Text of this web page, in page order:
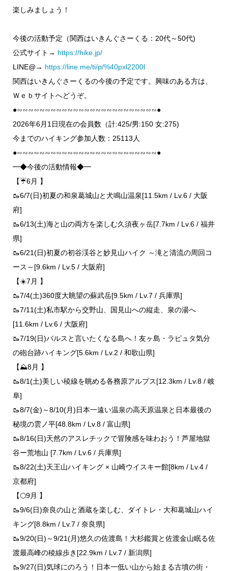
楽しみましょう！
今後の活動予定（関西はいきんぐさーくる：20代～50代)
公式サイト→ https://hike.jp/
LINE@→ https://line.me/ti/p/%40pxl2200l
関西はいきんぐさーくるの今後の予定です。興味のある方は、
Ｗｅｂサイトへどうぞ。
●∽∽∽∽∽∽∽∽∽∽∽∽∽∽∽∽∽∽∽∽∽∽∽∽∽●
2026年6月1日現在の会員数（計:425/男:150 女:275)
今までのハイキング参加人数：25113人
●∽∽∽∽∽∽∽∽∽∽∽∽∽∽∽∽∽∽∽∽∽∽∽∽∽●
━◆今後の活動情報◆━
【☔6月 】
🥾6/7(日)初夏の和泉葛城山と犬鳴山温泉[11.5km / Lv.6 / 大阪
府]
🥾6/13(土)海と山の両方を楽しむ久須夜ヶ岳[7.7km / Lv.6 / 福井
県]
🥾6/21(日)初夏の初谷渓谷と妙見山ハイク ～滝と清流の周回コ
ース～[9.6km / Lv.5 / 大阪府]
【☀️7月 】
🥾7/4(土)360度大眺望の蘇武岳[9.5km / Lv.7 / 兵庫県]
🥾7/11(土)私市駅から交野山、国見山への縦走、泉の湯へ
[11.6km / Lv.6 / 大阪府]
🥾7/19(日)バルスと言いたくなる島へ！友ヶ島・ラピュタ気分
の砲台跡ハイキング[5.6km / Lv.2 / 和歌山県]
【⛰️8月 】
🥾8/1(土)美しい稜線を眺める各務原アルプス[12.3km / Lv.8 / 岐
阜]
🥾8/7(金)～8/10(月)日本一遠い温泉の高天原温泉と日本最後の
秘境の雲ノ平[48.8km / Lv.8 / 富山県]
🥾8/16(日)天然のアスレチックで冒険感を味わおう！芦屋地獄
谷ー荒地山 [7.7km / Lv.6 / 兵庫県]
🥾8/22(土)天王山ハイキング × 山崎ウイスキー館[8km / Lv.4 /
京都府]
【🌕9月 】
🥾9/6(日)奈良の山と酒蔵を楽しむ、ダイトレ・大和葛城山ハイ
キング[8.8km / Lv.7 / 奈良県]
🥾9/20(日)～9/21(月)悠久の佐渡島！大杉鑑賞と佐渡金山眠る佐
渡最高峰の稜線歩き[22.9km / Lv.7 / 新潟県]
🥾9/27(日)気球にのろう！日本一低い山から始まる古墳の街・